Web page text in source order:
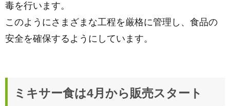
毒を行います。
このようにさまざまな工程を厳格に管理し、食品の
安全を確保するようにしています。
ミキサー食は4月から販売スタート